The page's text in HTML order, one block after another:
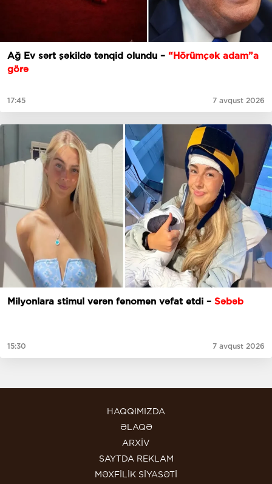
Ağ Ev sərt şəkildə tənqid olundu – “Hörümçək adam”a
görə
17:45 7 avqust 2026
Milyonlara stimul verən fenomen vəfat etdi – Səbəb
15:30 7 avqust 2026
HAQQIMIZDA
ƏLAQƏ
ARXİV
SAYTDA REKLAM
MƏXFİLİK SİYASƏTİ